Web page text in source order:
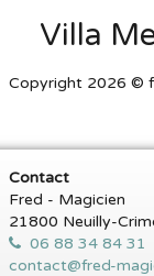
Villa
Copyright 2026 ©
Contact
Fred - Magicien
21800 Neuilly-
06 88 34 84 31
contact@fred-